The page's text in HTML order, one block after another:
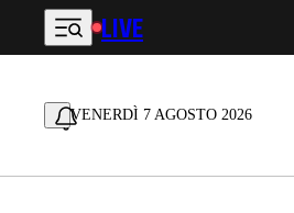
Vai al contenuto principale
LIVE
VENERDÌ 7 AGOSTO 2026